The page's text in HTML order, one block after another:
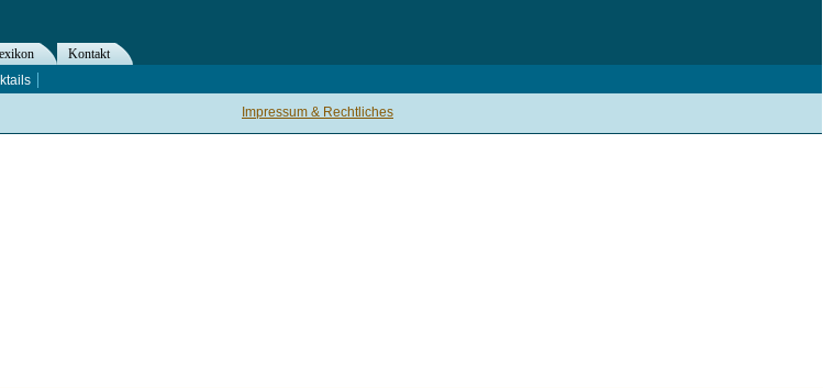
Impressum & Rechtliches
Kontakt